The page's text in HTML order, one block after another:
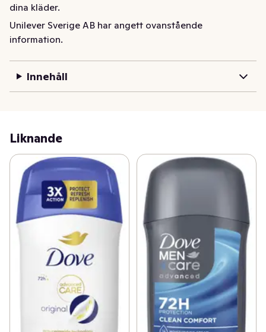
dina kläder.
Den är tillverkad med vår effektiva Advanced Care-
kraftfullt skydd som är snällt mot huden och håller lukt
och svett borta i upp till 72 timmar.
armhålor. Den innehåller 0 % alkohol och ger bästa
mjuk, len och skyddad.
Dove 72h Advanced Care Invisible Dry Antiperspirant
Deo Stick är ultrafuktande och innehåller pro-ceramide.
Pro-ceramide ger näring åt den känsliga huden i
armhålan och kan stödja hudens förnyelseprocess – för
synligt närda och mjuka armhålor. Fuktgivarna verkar
genom att stärka hudens fuktbarriär och låsa hudens
yttre barriär, för att bevara fukten djupare in i huden
och förhindra att den avdunstar.
Applicera Dove 72h Advanced Care Invisible Dry
Unilever Sverige AB har angett ovanstående
information.
Innehåll
Liknande